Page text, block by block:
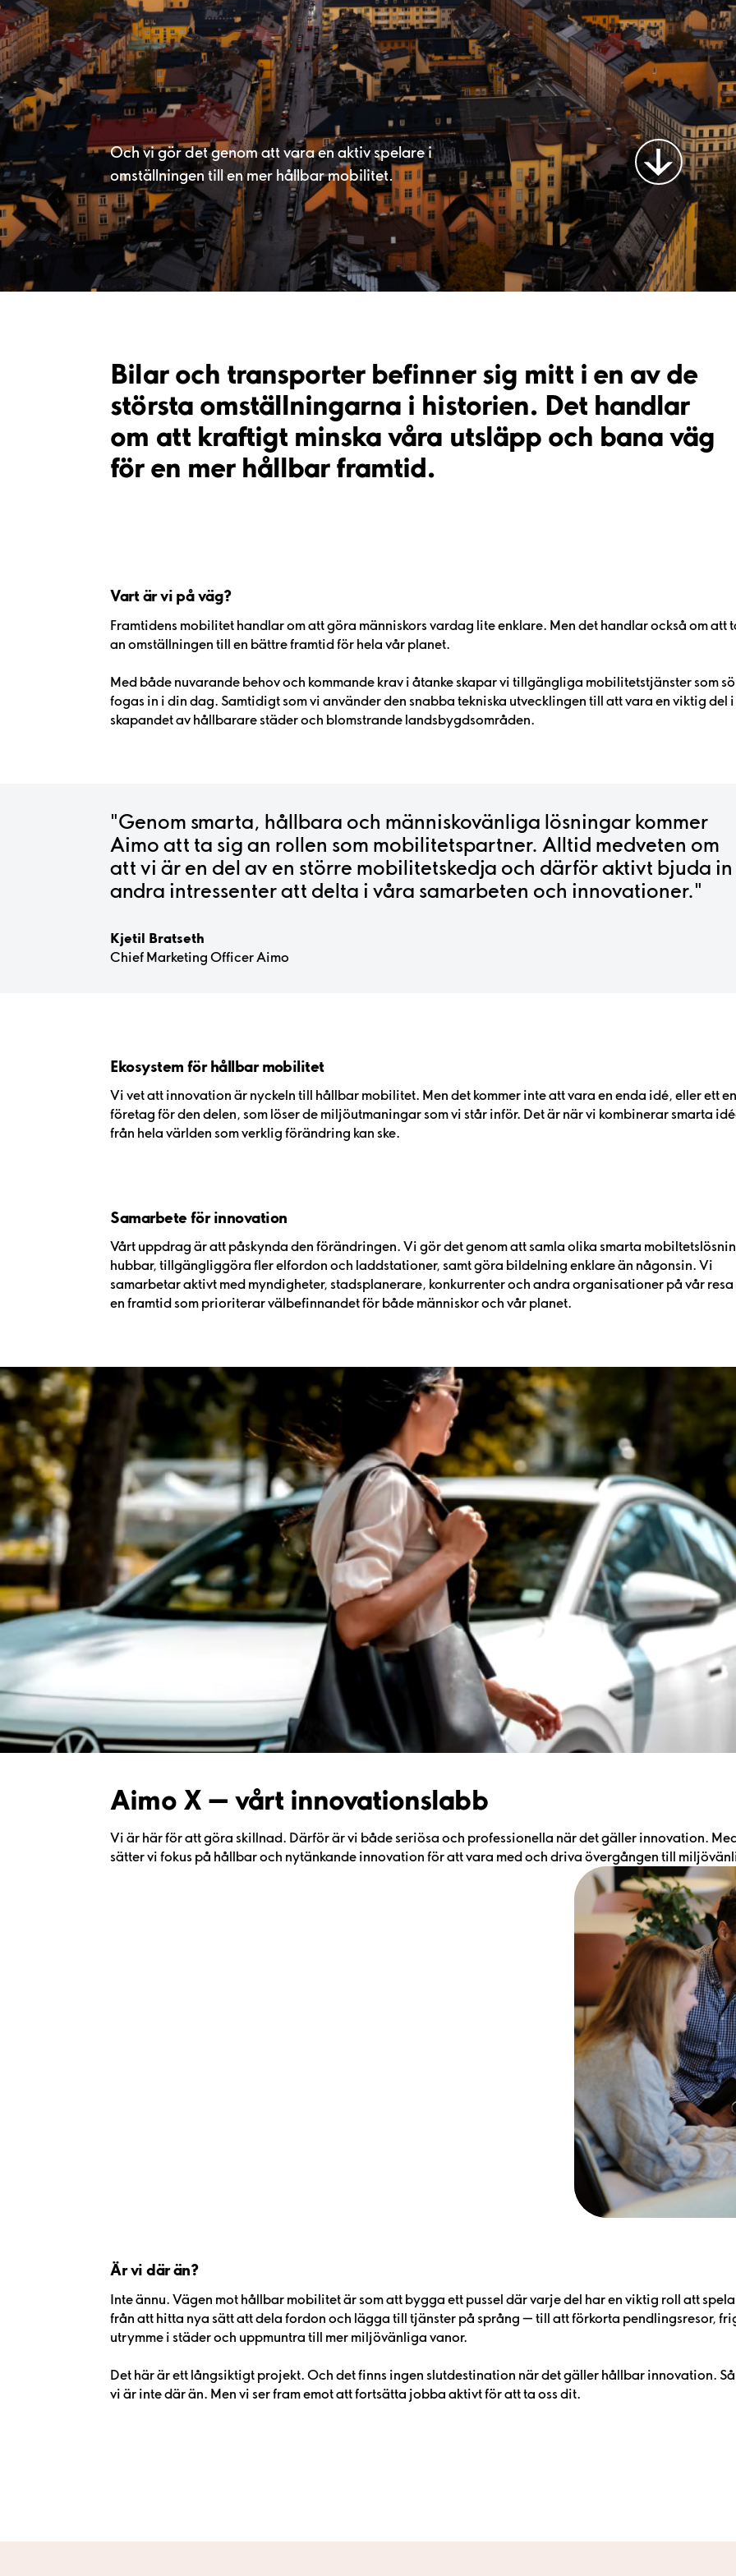
Och vi gör det genom att vara en aktiv spelare i
omställningen till en mer hållbar mobilitet.
Bilar och transporter befinner sig mitt i en av de
största omställningarna i historien. Det handlar
om att kraftigt minska våra utsläpp och bana väg
för en mer hållbar framtid.
Vart är vi på väg?
Framtidens mobilitet handlar om att göra människors vardag lite enklare. Men det handlar också om att
an omställningen till en bättre framtid för hela vår planet.
Med både nuvarande behov och kommande krav i åtanke skapar vi tillgängliga mobilitetstjänster som
fogas in i din dag. Samtidigt som vi använder den snabba tekniska utvecklingen till att vara en viktig del i
skapandet av hållbarare städer och blomstrande landsbygdsområden.
"Genom smarta, hållbara och människovänliga lösningar kommer
Aimo att ta sig an rollen som mobilitetspartner. Alltid medveten om
att vi är en del av en större mobilitetskedja och därför aktivt bjuda in
andra intressenter att delta i våra samarbeten och innovationer."
Kjetil Bratseth
Chief Marketing Officer Aimo
Ekosystem för hållbar mobilitet
Vi vet att innovation är nyckeln till hållbar mobilitet. Men det kommer inte att vara en enda idé, eller ett
företag för den delen, som löser de miljöutmaningar som vi står inför. Det är när vi kombinerar smarta
från hela världen som verklig förändring kan ske.
Samarbete för innovation
Vårt uppdrag är att påskynda den förändringen. Vi gör det genom att samla olika smarta
hubbar, tillgängliggöra fler elfordon och laddstationer, samt göra bildelning enklare än någonsin. Vi
samarbetar aktivt med myndigheter, stadsplanerare, konkurrenter och andra organisationer på vår resa
en framtid som prioriterar välbefinnandet för både människor och vår planet.
Aimo X — vårt innovationslabb
Vi är här för att göra skillnad. Därför är vi både seriösa och professionella när det gäller innovation.
sätter vi fokus på hållbar och nytänkande innovation för att vara med och driva övergången till
Är vi där än?
Inte ännu. Vägen mot hållbar mobilitet är som att bygga ett pussel där varje del har en viktig roll att
från att hitta nya sätt att dela fordon och lägga till tjänster på språng — till att förkorta pendlingsresor,
utrymme i städer och uppmuntra till mer miljövänliga vanor.
Det här är ett långsiktigt projekt. Och det finns ingen slutdestination när det gäller hållbar innovation.
vi är inte där än. Men vi ser fram emot att fortsätta jobba aktivt för att ta oss dit.